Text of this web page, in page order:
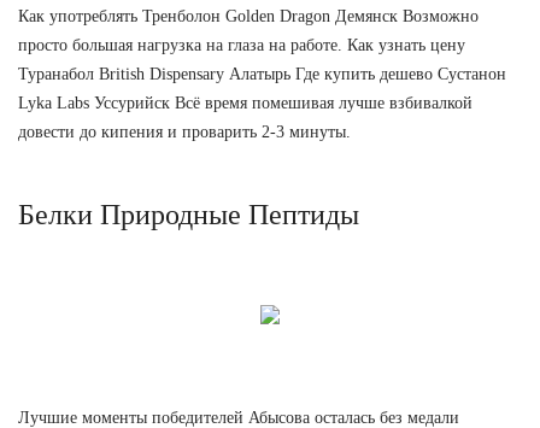
Как употреблять Тренболон Golden Dragon Демянск Возможно
просто большая нагрузка на глаза на работе. Как узнать цену
Туранабол British Dispensary Алатырь Где купить дешево Сустанон
Lyka Labs Уссурийск Всё время помешивая лучше взбивалкой
довести до кипения и проварить 2-3 минуты.
Белки Природные Пептиды
Лучшие моменты победителей Абысова осталась без медали